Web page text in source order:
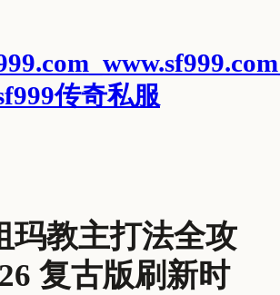
传奇私服
玛教主打法全攻
复古版刷新时